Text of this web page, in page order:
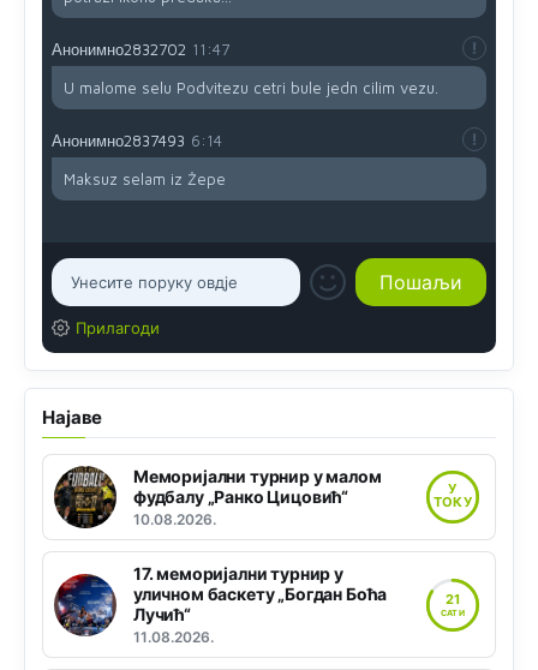
Анонимно2832702 11:47
U malome selu Podvitezu cetri bule jedn cilim vezu.
Анонимно2837493 6:14
Maksuz selam iz Žepe
Прилагоди
Најаве
Меморијални турнир у малом
фудбалу „Ранко Цицовић“
10.08.2026.
У
ТОКУ
17. меморијални турнир у
уличном баскету „Богдан Боћа
Лучић“
11.08.2026.
21
САТИ